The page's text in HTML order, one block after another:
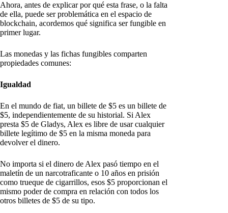
Ahora, antes de explicar por qué esta frase, o la falta
de ella, puede ser problemática en el espacio de
blockchain, acordemos qué significa ser fungible en
primer lugar.
Las monedas y las fichas fungibles comparten
propiedades comunes:
Igualdad
En el mundo de fiat, un billete de $5 es un billete de
$5, independientemente de su historial. Si Alex
presta $5 de Gladys, Alex es libre de usar cualquier
billete legítimo de $5 en la misma moneda para
devolver el dinero.
No importa si el dinero de Alex pasó tiempo en el
maletín de un narcotraficante o 10 años en prisión
como trueque de cigarrillos, esos $5 proporcionan el
mismo poder de compra en relación con todos los
otros billetes de $5 de su tipo.